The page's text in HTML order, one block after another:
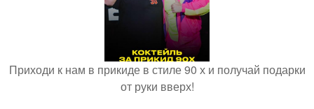
Приходи к нам в прикиде в стиле 90 х и получай подарки
от руки вверх!